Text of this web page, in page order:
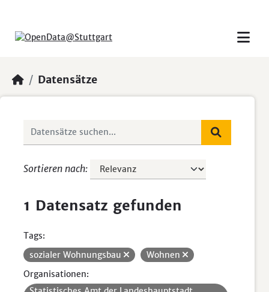
Datensätze
Sortieren nach
1 Datensatz gefunden
Tags:
sozialer Wohnungsbau
Wohnen
Organisationen: